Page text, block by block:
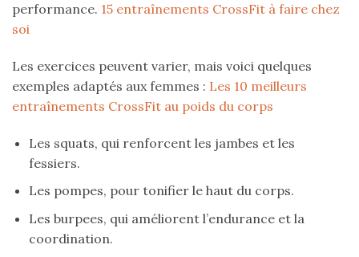
performance. 15 entraînements CrossFit à faire chez
soi
Les exercices peuvent varier, mais voici quelques
exemples adaptés aux femmes : Les 10 meilleurs
entraînements CrossFit au poids du corps
Les squats, qui renforcent les jambes et les
fessiers.
Les pompes, pour tonifier le haut du corps.
Les burpees, qui améliorent l’endurance et la
coordination.